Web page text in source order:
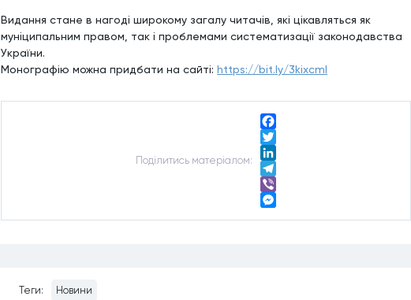
Видання стане в нагоді широкому загалу читачів, які цікавляться як
муніципальним правом, так і проблемами систематизації законодавства
України.
Монографію можна придбати на сайті: https://bit.ly/3kixcml
Подiлитись матерiалом:
Facebook
Twitter
LinkedIn
Telegram
Viber
Теги: Новини